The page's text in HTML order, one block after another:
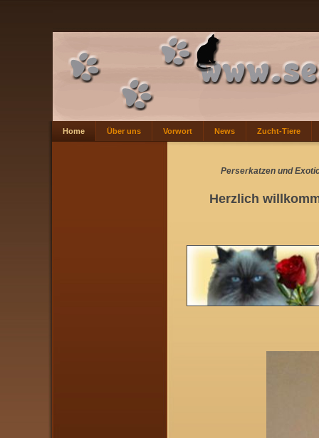
Home Über uns Vorwort News Zucht-Tiere
Perserkatzen und
Herzlich